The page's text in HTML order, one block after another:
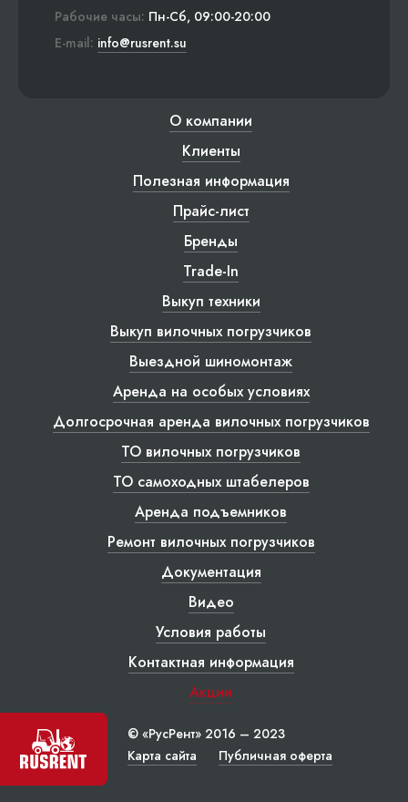
Рабочие часы: Пн-Сб, 09:00-20:00
E-mail: info@rusrent.su
О компании
Клиенты
Полезная информация
Прайс-лист
Бренды
Trade-In
Выкуп техники
Выкуп вилочных погрузчиков
Выездной шиномонтаж
Аренда на особых условиях
Долгосрочная аренда вилочных погрузчиков
ТО вилочных погрузчиков
ТО самоходных штабелеров
Аренда подъемников
Ремонт вилочных погрузчиков
Документация
Видео
Условия работы
Контактная информация
Акции
© «РусРент» 2016 – 2023
Карта сайта
Публичная оферта